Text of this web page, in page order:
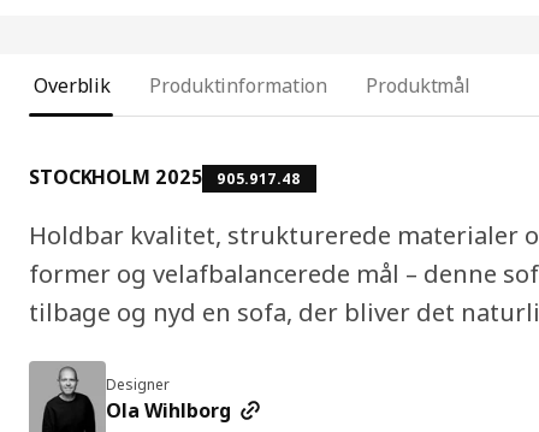
Overblik Produktinformation Produktmål
STOCKHOLM 2025 905.917.48
Holdbar kvalitet, strukturerede materialer
former og velafbalancerede mål – denne
tilbage og nyd en sofa, der bliver det
Designer
Ola Wihlborg